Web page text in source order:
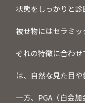
状態をしっかりと診
被せ物にはセラミ
ぞれの特徴に合わ
は、自然な見た目や
一方、PGA（白金